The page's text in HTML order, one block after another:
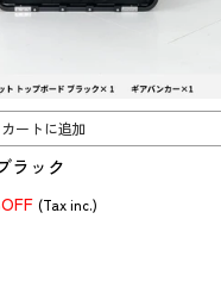
カートに追加
ラック
(Tax inc.)